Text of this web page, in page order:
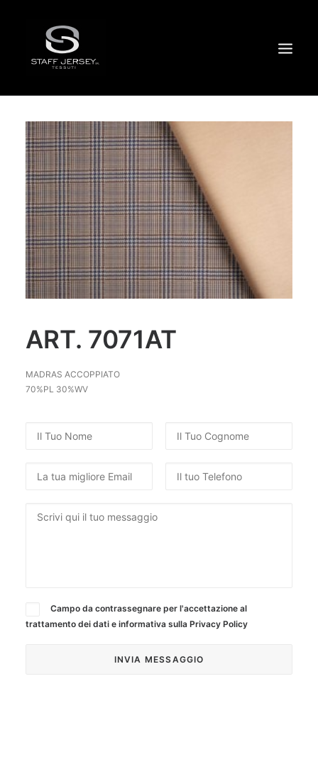
FACTORY
MISSION
CERTIFICAZIONI
EVENTI
SALES NETWORK
SHOWROOM DIGITALE
SKINSONIK
DOVE / CONTATTI
RICERCA
ART. 7071AT
MADRAS ACCOPPIATO
70%PL 30%WV
Campo da contrassegnare per l'accettazione al
trattamento dei dati e informativa sulla Privacy Policy